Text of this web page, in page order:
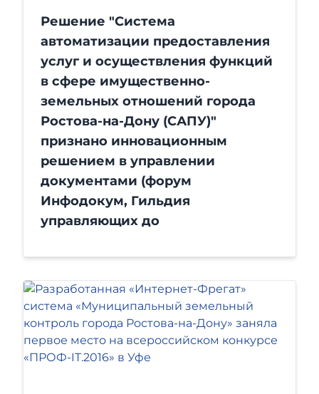
Решение "Система
автоматизации предоставления
услуг и осуществления функций
в сфере имущественно-
земельных отношений города
Ростова-на-Дону (САПУ)"
признано инновационным
решением в управлении
документами (форум
Инфодокум, Гильдия
управляющих до